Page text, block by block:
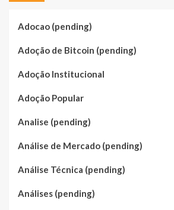
Adocao (pending)
Adoção de Bitcoin (pending)
Adoção Institucional
Adoção Popular
Analise (pending)
Análise de Mercado (pending)
Análise Técnica (pending)
Análises (pending)